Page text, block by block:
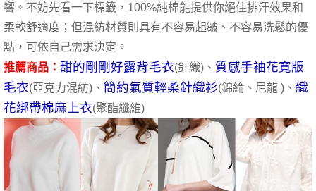
響。不妨先看一下標籤，100%純棉能提供你絕佳排汗效果和
柔軟舒適度；但混紡材質則具有不容易起皺、不容易洗鬆的優
點，可依自己需求決定。
推薦商品： 甜的剛剛好露背毛衣(針織)、 質感手袖花寬版
毛衣(亞克力混紡)、 簡約氣質輕柔針織衫(錦綸、尼龍 )、 織
花綁帶棉麻上衣(聚酯纖維)